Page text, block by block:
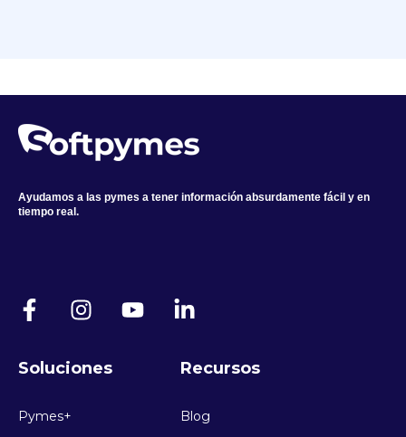
Ayudamos a las pymes a tener información absurdamente fácil y en
tiempo real.
Soluciones
Pymes+
Recursos
Blog